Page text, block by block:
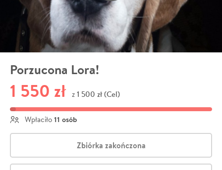
Porzucona Lora!
1 550 zł z 1 500 zł (Cel)
Wpłaciło 11 osób
Zbiórka zakończona